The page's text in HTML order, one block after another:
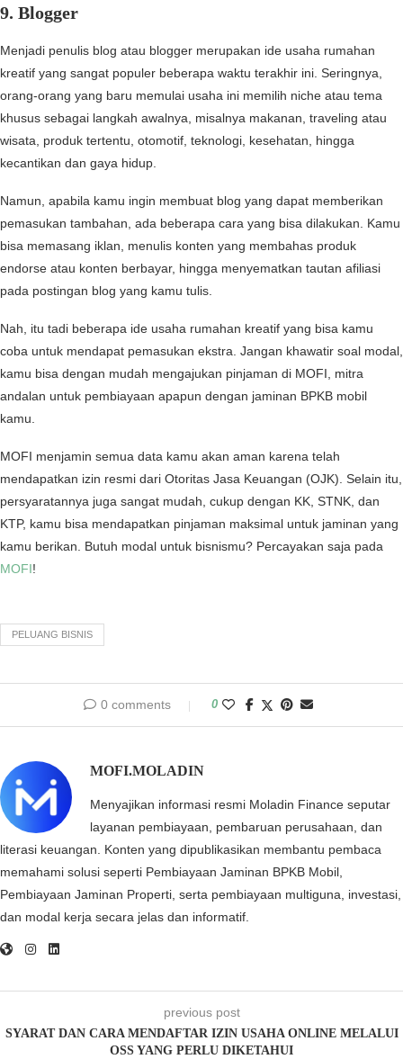
9. Blogger
Menjadi penulis blog atau blogger merupakan ide usaha rumahan
kreatif yang sangat populer beberapa waktu terakhir ini. Seringnya,
orang-orang yang baru memulai usaha ini memilih niche atau tema
khusus sebagai langkah awalnya, misalnya makanan, traveling atau
wisata, produk tertentu, otomotif, teknologi, kesehatan, hingga
kecantikan dan gaya hidup.
Namun, apabila kamu ingin membuat blog yang dapat memberikan
pemasukan tambahan, ada beberapa cara yang bisa dilakukan. Kamu
bisa memasang iklan, menulis konten yang membahas produk
endorse atau konten berbayar, hingga menyematkan tautan afiliasi
pada postingan blog yang kamu tulis.
Nah, itu tadi beberapa ide usaha rumahan kreatif yang bisa kamu
coba untuk mendapat pemasukan ekstra. Jangan khawatir soal modal,
kamu bisa dengan mudah mengajukan pinjaman di MOFI, mitra
andalan untuk pembiayaan apapun dengan jaminan BPKB mobil
kamu.
MOFI menjamin semua data kamu akan aman karena telah
mendapatkan izin resmi dari Otoritas Jasa Keuangan (OJK). Selain itu,
persyaratannya juga sangat mudah, cukup dengan KK, STNK, dan
KTP, kamu bisa mendapatkan pinjaman maksimal untuk jaminan yang
kamu berikan. Butuh modal untuk bisnismu? Percayakan saja pada
MOFI!
PELUANG BISNIS
0 comments 0
MOFI.MOLADIN
Menyajikan informasi resmi Moladin Finance seputar
layanan pembiayaan, pembaruan perusahaan, dan
literasi keuangan. Konten yang dipublikasikan membantu pembaca
memahami solusi seperti Pembiayaan Jaminan BPKB Mobil,
Pembiayaan Jaminan Properti, serta pembiayaan multiguna, investasi,
dan modal kerja secara jelas dan informatif.
previous post
SYARAT DAN CARA MENDAFTAR IZIN USAHA ONLINE MELALUI
OSS YANG PERLU DIKETAHUI